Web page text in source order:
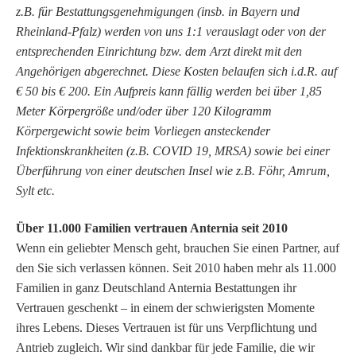
z.B. für Bestattungsgenehmigungen (insb. in Bayern und
Rheinland-Pfalz) werden von uns 1:1 verauslagt oder von der
entsprechenden Einrichtung bzw. dem Arzt direkt mit den
Angehörigen abgerechnet. Diese Kosten belaufen sich i.d.R. auf
€ 50 bis € 200. Ein Aufpreis kann fällig werden bei über 1,85
Meter Körpergröße und/oder über 120 Kilogramm
Körpergewicht sowie beim Vorliegen ansteckender
Infektionskrankheiten (z.B. COVID 19, MRSA) sowie bei einer
Überführung von einer deutschen Insel wie z.B. Föhr, Amrum,
Sylt etc.
Über 11.000 Familien vertrauen Anternia seit 2010
Wenn ein geliebter Mensch geht, brauchen Sie einen Partner, auf
den Sie sich verlassen können. Seit 2010 haben mehr als 11.000
Familien in ganz Deutschland Anternia Bestattungen ihr
Vertrauen geschenkt – in einem der schwierigsten Momente
ihres Lebens. Dieses Vertrauen ist für uns Verpflichtung und
Antrieb zugleich. Wir sind dankbar für jede Familie, die wir